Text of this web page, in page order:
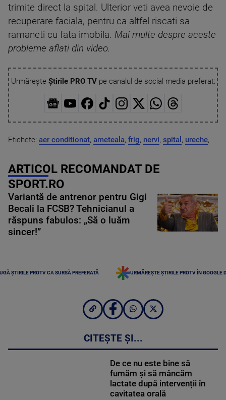
trimite direct la spital. Ulterior veti avea nevoie de
recuperare faciala, pentru ca altfel riscati sa
ramaneti cu fata imobila. Mai multe despre aceste
probleme aflati din video.
Urmărește Știrile PRO TVpe canalul de social media preferat:
Etichete: aer conditionat, ameteala, frig, nervi, spital , ureche,
ARTICOL RECOMANDAT DE
SPORT.RO
Variantă de antrenor pentru Gigi
Becali la FCSB? Tehnicianul a
răspuns fabulos: „Să o luăm
sincer!”
ȘTIRILE PROTV CA SURSĂ PREFERATĂ URMĂREȘTE ȘTIRILE PROTV ÎN GOOGLE
CITEȘTE ȘI...
De ce nu este bine să
fumăm și să mâncăm
lactate după intervenții în
cavitatea orală